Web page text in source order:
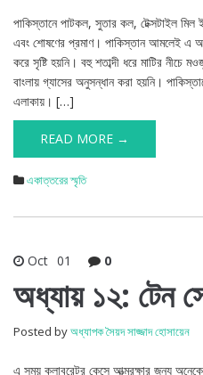
পাকিস্তানে পাটকল, সুতার কল, টেক্সটাইল মিল
এবং শোষণের প্রমাণ। পাকিস্তান আমলেই এ
করে সৃষ্টি হয়নি। বহু শতাব্দী ধরে মাটির
বাংলায় গ্যাসের অনুসন্ধান করা হয়নি।
এলাকায়। […]
READ MORE →
একাত্তরের স্মৃতি
Oct 01 0
অধ্যায় ১২: টেন
Posted byঅধ্যাপক সৈয়দ সাজ্জাদ হোসায়েন
এ সময় কলাবরেটর কেসে আত্মরক্ষার জন্য